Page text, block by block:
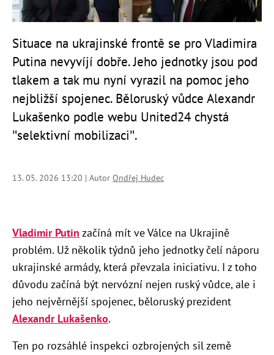
Situace na ukrajinské frontě se pro Vladimira
Putina nevyvíjí dobře. Jeho jednotky jsou pod
tlakem a tak mu nyní vyrazil na pomoc jeho
nejbližší spojenec. Běloruský vůdce Alexandr
Lukašenko podle webu United24 chystá
"selektivní mobilizaci".
13. 05. 2026 13:20 | Autor Ondřej Hudec
Vladimir Putin začíná mít ve Válce na Ukrajině
problém. Už několik týdnů jeho jednotky čelí náporu
ukrajinské armády, která převzala iniciativu. I z toho
důvodu začíná být nervózní nejen ruský vůdce, ale i
jeho nejvěrnější spojenec, běloruský prezident
Alexandr Lukašenko.
Ten po rozsáhlé inspekci ozbrojených sil země